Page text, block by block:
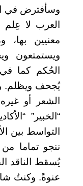
وسأفترض في
العرب لا عِلم
معنيين بها،
ويستمتعون
الحُكم كما
يُجحف ويظلم.
الشعر أو
“الخبير”
التواسط بين
ننجو تماما
يُسقط الناقد
عنوةً. وكنتُ